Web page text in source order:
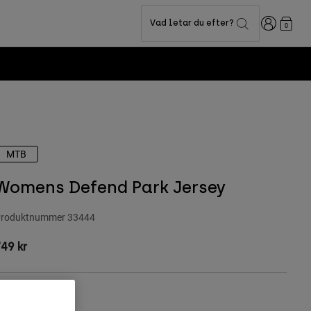
Vad letar du efter? Login0
MTB
Defend Park Jersey
33444
kr